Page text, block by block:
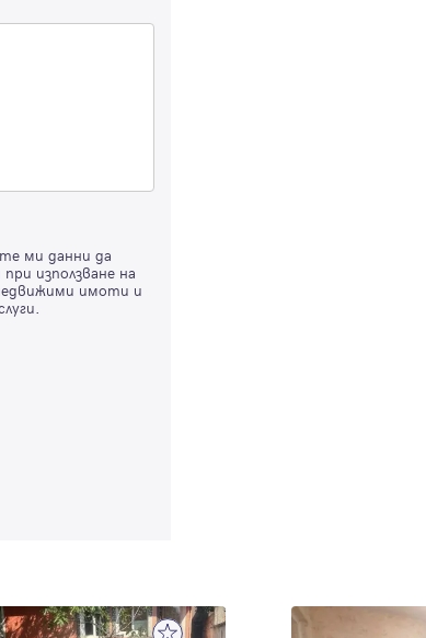
ми данни да
използване на
имоти и